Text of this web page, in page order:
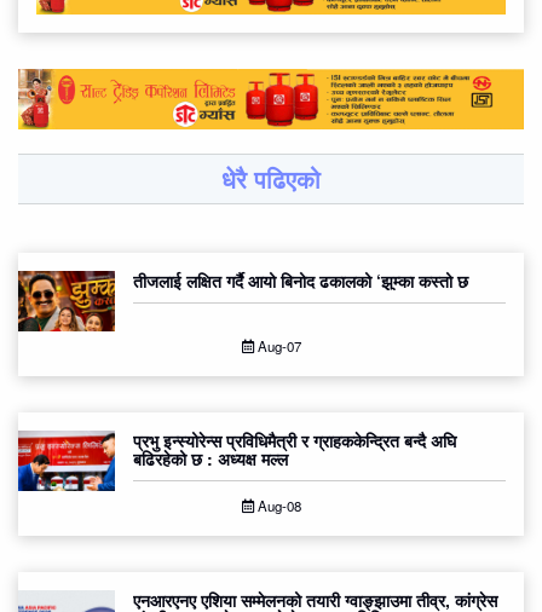
धेरै पढिएको
तीजलाई लक्षित गर्दै आयो बिनोद ढकालको ‘झुम्का कस्तो छ
Aug-07
प्रभु इन्स्योरेन्स प्रविधिमैत्री र ग्राहककेन्द्रित बन्दै अघि
बढिरहेको छ : अध्यक्ष मल्ल
Aug-08
एनआरएनए एशिया सम्मेलनको तयारी ग्वाङ्झाउमा तीव्र, कांग्रेस